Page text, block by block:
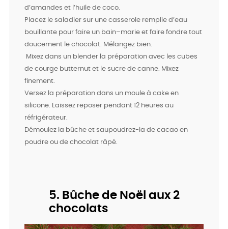
d’amandes et l’huile de coco.
Placez le saladier sur une casserole remplie d’eau
bouillante pour faire un bain–marie et faire fondre tout
doucement le chocolat. Mélangez bien.
Mixez dans un blender la préparation avec les cubes
de courge butternut et le sucre de canne. Mixez
finement.
Versez la préparation dans un moule à cake en
silicone. Laissez reposer pendant 12 heures au
réfrigérateur.
Démoulez la bûche et saupoudrez-la de cacao en
poudre ou de chocolat râpé.
5. Bûche de Noël aux 2
chocolats